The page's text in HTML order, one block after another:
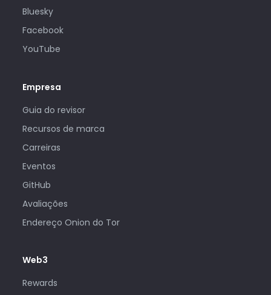
Bluesky
Facebook
YouTube
Empresa
Guia do revisor
Recursos de marca
Carreiras
Eventos
GitHub
Avaliações
Endereço Onion do Tor
Web3
Rewards